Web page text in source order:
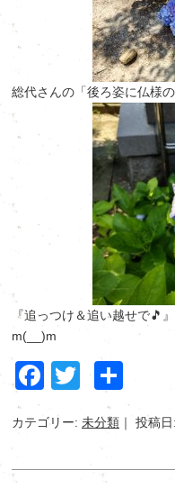
総代さんの「後ろ姿に仏様
『追っつけ＆追い越せで🎵
m(__)m
Facebook
Twitter
有
カテゴリー: 未分類 投稿